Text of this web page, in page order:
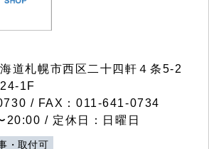
道札幌市西区二十四軒４条5-2
1F
/ FAX：011-641-0734
20:00 / 定休日：日曜日
・取付可